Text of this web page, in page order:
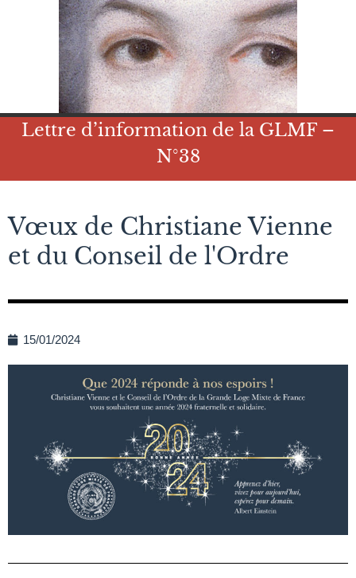
Lettre d’information de la GLMF –
N°38
Vœux de Christiane Vienne
et du Conseil de l'Ordre
15/01/2024